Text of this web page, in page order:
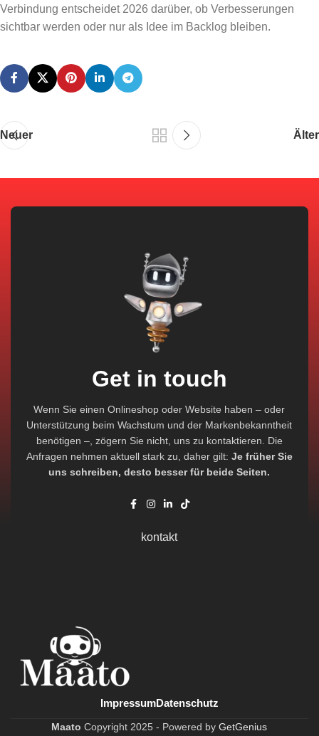
Verbindung entscheidet 2026 darüber, ob Verbesserungen
sichtbar werden oder nur als Idee im Backlog bleiben.
Neuer Älter
Get in touch
Wenn Sie einen Onlineshop oder Website haben – oder
Unterstützung beim Wachstum und der Markenbekanntheit
benötigen –, zögern Sie nicht, uns zu kontaktieren. Die
Anfragen nehmen aktuell stark zu, daher gilt: Je früher Sie
uns schreiben, desto besser für beide Seiten.
kontakt
ImpressumDatenschutz
Maato Copyright 2025 - Powered byGetGenius